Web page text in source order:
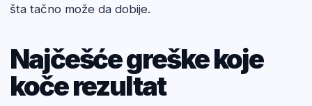
šta tačno može da dobije.
Najčešće greške koje
koče rezultat